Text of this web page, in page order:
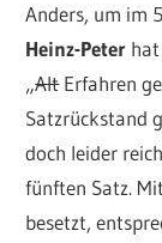
Anders, um im
Heinz-Peter
„AltErfahren
Satzrückstand
doch leider
fünften Satz.
besetzt,